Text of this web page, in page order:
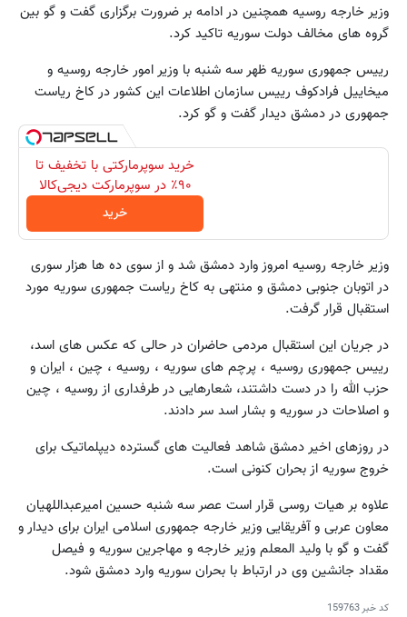
وزیر خارجه روسیه همچنین در ادامه بر ضرورت برگزاری گفت و گو بین
گروه های مخالف دولت سوریه تاکید کرد.
رییس جمهوری سوریه ظهر سه شنبه با وزیر امور خارجه روسیه و
میخاییل فرادکوف رییس سازمان اطلاعات این کشور در کاخ ریاست
جمهوری در دمشق دیدار گفت و گو کرد.
خرید سوپرمارکتی با تخفیف تا
۹۰٪ در سوپرمارکت دیجی‌کالا
خرید
وزیر خارجه روسیه امروز وارد دمشق شد و از سوی ده ها هزار سوری
در اتوبان جنوبی دمشق و منتهی به کاخ ریاست جمهوری سوریه مورد
استقبال قرار گرفت.
در جریان این استقبال مردمی حاضران در حالی که عکس های اسد،
رییس جمهوری روسیه ، پرچم های سوریه ، روسیه ، چین ، ایران و
حزب الله را در دست داشتند، شعارهایی در طرفداری از روسیه ، چین
و اصلاحات در سوریه و بشار اسد سر دادند.
در روزهای اخیر دمشق شاهد فعالیت های گسترده دیپلماتیک برای
خروج سوریه از بحران کنونی است.
علاوه بر هیات روسی قرار است عصر سه شنبه حسین امیرعبداللهیان
معاون عربی و آفریقایی وزیر خارجه جمهوری اسلامی ایران برای دیدار و
گفت و گو با ولید المعلم وزیر خارجه و مهاجرین سوریه و فیصل
مقداد جانشین وی در ارتباط با بحران سوریه وارد دمشق شود.
کد خبر159763